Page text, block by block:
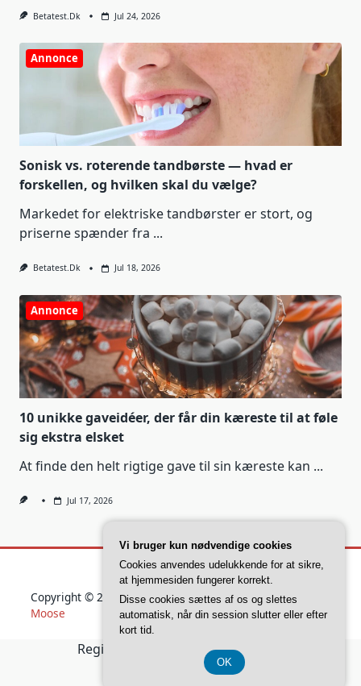
Betatest.dk Jul 24, 2026
Annonce
Sonisk vs. roterende tandbørste — hvad er
forskellen, og hvilken skal du vælge?
Markedet for elektriske tandbørster er stort, og
priserne spænder fra ...
Betatest.dk Jul 18, 2026
Annonce
10 unikke gaveidéer, der får din kæreste til at føle
sig ekstra elsket
At finde den helt rigtige gave til sin kæreste kan ...
Jul 17, 2026
Copyright © 2026Yuki Blogger ThemeDesigned By
Moose
Registreringsnummer 37 40 77 39
Vi bruger kun nødvendige cookies
Cookies anvendes udelukkende for at sikre,
at hjemmesiden fungerer korrekt.
Disse cookies sættes af os og slettes
automatisk, når din session slutter eller efter
kort tid.
OK